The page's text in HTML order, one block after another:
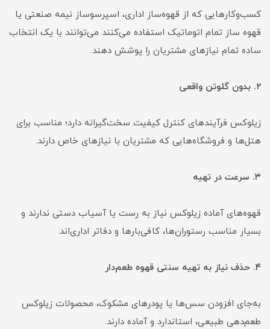
کسب‌وکارهایی که از قهوه‌ساز اداری، اسپرسوساز نیمه صنعتی یا
قهوه ساز تمام اتوماتیک استفاده می‌کنند می‌توانند با یک انتخاب
ساده تمام نیازهای مشتریان را پوشش دهند.
۲. بدون گلوتن واقعی
زیلوکس فرآیندهای کنترل کیفیت سخت‌گیرانه دارد؛ مناسب برای
هتل‌ها و فروشگاه‌هایی که مشتریان با نیازهای خاص دارند.
۳. سرعت در تهیه
قهوه‌های آماده زیلوکس نیاز به رست یا آسیاب دستی ندارند و
بسیار مناسب رستوران‌ها، کافی‌بارها و دفاتر اداری‌اند.
۴. حذف نیاز به تهیه سنتی قهوه طعم‌دار
به‌جای افزودن سس‌ها یا پودرهای مشکوک، محصولات زیلوکس
طعم‌دهی طبیعی، استاندارد و آماده دارند.